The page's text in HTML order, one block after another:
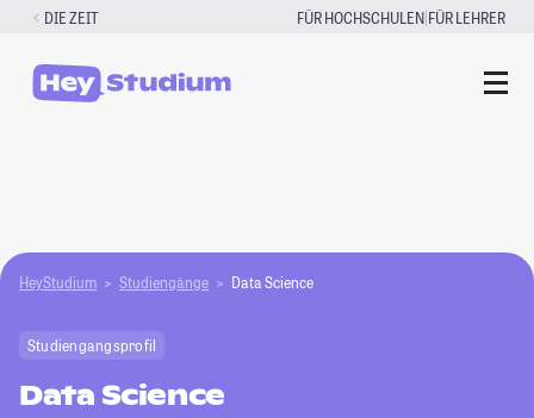
Zum
springen
DIE ZEIT FÜR HOCHSCHULEN|FÜR LEHRER
HeyStudium Studiengänge Data Science
Studiengangsprofil
Data Science